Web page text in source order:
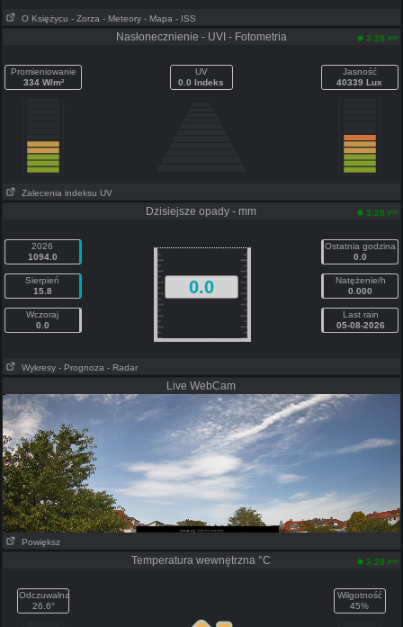
O Księżycu - Zorza - Meteory - Mapa - ISS
Nasłonecznienie - UVI - Fotometria 3:28 pm
Promieniowanie
334 W/m²
UV
0.0 Indeks
Jasność
40339 Lux
Zalecenia indeksu UV
Dzisiejsze opady - mm 3:28 pm
2026
1094.0
Sierpień
15.8
Wczoraj
0.0
0.0
Ostatnia godzina
0.0
Natężenie/h
0.000
Last rain
05-08-2026
Wykresy - Prognoza - Radar
Live WebCam
Powiększ
Temperatura wewnętrzna °C 3:28 pm
Odczuwalna
26.6°
Wilgotność
45%